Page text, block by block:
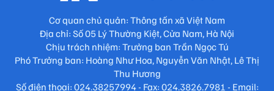
Cơ quan chủ quản: Thông tấn xã Việt Nam
Địa chỉ: Số 05 Lý Thường Kiệt, Cửa Nam, Hà Nội
Chịu trách nhiệm: Trưởng ban Trần Ngọc Tú
Phó Trưởng ban: Hoàng Như Hoa, Nguyễn Văn Nhật, Lê Thị
Thu Hương
Số điện thoại: 024.38257994 - Fax: 024.3826.7981 - Email: